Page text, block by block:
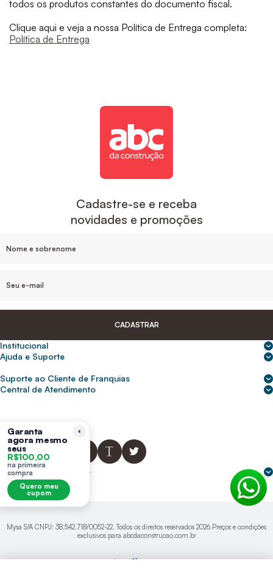
todos os produtos constantes do documento fiscal.
Clique aqui e veja a nossa Política de Entrega completa:
Política de Entrega
Cadastre-se e receba
novidades e promoções
CADASTRAR
Institucional
Sobre nós
Para empresas
Ajuda e Suporte
Frete e entrega
Política de Privacidade
Privacidade e segurança
Suporte ao Cliente de Franquias
2ª Via de Boletos - Crédito ABC
Central de Atendimento
abcnasuacasa.atendimento@abcdaconstrucao.com.br
Voz: Segunda a Sexta das 08:00 às 18:00
Whatsapp: Segunda a Sexta das 08:00 às 18:00
Domingos e Feriados - sem expediente.
Formas de pagamento
Mysa S/A CNPJ: 38.542.718/0052-22. Todos os direitos reservados 2026.Preços e condições
exclusivos para abcdaconstrucao.com.br
Garanta
agora mesmo
seus
R$100,00
na primeira
compra
Quero meu
cupom